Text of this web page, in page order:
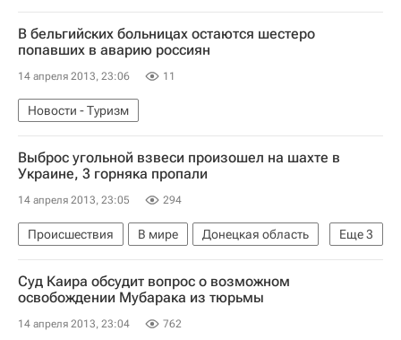
Внесение в ГД закона о лишении свободы за оскорбление чувств верующих
Европа
Весь мир
Владимир Познер
Россия
В бельгийских больницах остаются шестеро
попавших в аварию россиян
14 апреля 2013, 23:06 11
Новости - Туризм
Выброс угольной взвеси произошел на шахте в
Украине, 3 горняка пропали
14 апреля 2013, 23:05 294
Еще3
Происшествия В мире
Донецкая область
Европа
Украина Весь мир
Cуд Каира обсудит вопрос о возможном
освобождении Мубарака из тюрьмы
14 апреля 2013, 23:04 762